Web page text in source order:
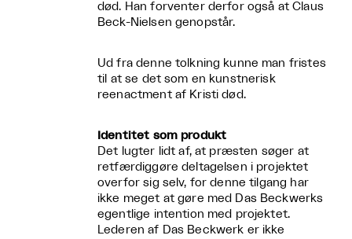
død. Han forventer derfor også at Claus
Beck-Nielsen genopstår.
Ud fra denne tolkning kunne man fristes
til at se det som en kunstnerisk
reenactment af Kristi død.
Identitet som produkt
Det lugter lidt af, at præsten søger at
retfærdiggøre deltagelsen i projektet
overfor sig selv, for denne tilgang har
ikke meget at gøre med Das Beckwerks
egentlige intention med projektet.
Lederen af Das Beckwerk er ikke